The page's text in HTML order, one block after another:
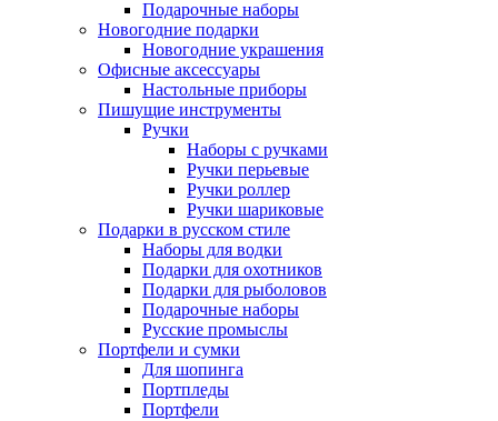
Подарочные наборы
Новогодние подарки
Новогодние украшения
Офисные аксессуары
Настольные приборы
Пишущие инструменты
Ручки
Наборы с ручками
Ручки перьевые
Ручки роллер
Ручки шариковые
Подарки в русском стиле
Наборы для водки
Подарки для охотников
Подарки для рыболовов
Подарочные наборы
Русские промыслы
Портфели и сумки
Для шопинга
Портпледы
Портфели